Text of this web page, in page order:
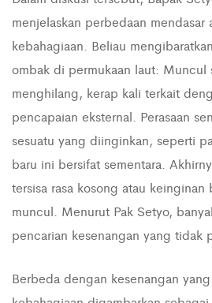
menjelaskan perbedaan mendasar
kebahagiaan. Beliau
ombak di permukaan laut: Muncul
menghilang, kerap kali terkait
pencapaian eksternal. Perasaan
sesuatu yang diinginkan, seperti
baru ini bersifat sementara.
tersisa rasa kosong atau keinginan
muncul. Menurut Pak Setyo,
pencarian kesenangan yang tidak
Berbeda dengan kesenangan